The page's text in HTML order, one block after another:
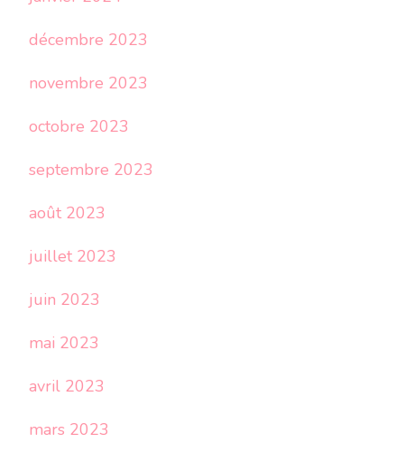
décembre 2023
novembre 2023
octobre 2023
septembre 2023
août 2023
juillet 2023
juin 2023
mai 2023
avril 2023
mars 2023